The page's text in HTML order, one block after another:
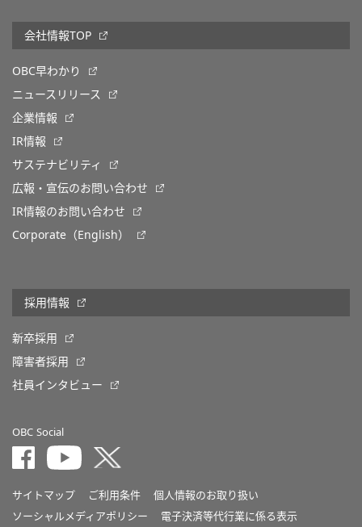
会社情報TOP
OBC早わかり
ニュースリリース
企業情報
IR情報
サステナビリティ
広報・宣伝のお問い合わせ
IR情報のお問い合わせ
Corporate（English）
採用情報
新卒採用
障害者採用
社員インタビュー
OBC Social
サイトマップ ご利用条件
個人情報のお取り扱い
ソーシャルメディアポリシー
電子決済等代行業に係る表示